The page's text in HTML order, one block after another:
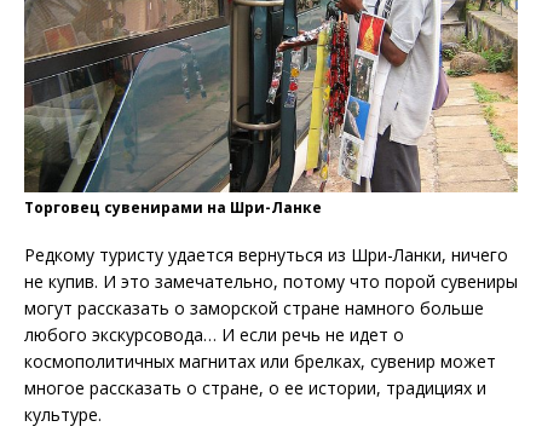
Торговец сувенирами на Шри-Ланке
Редкому туристу удается вернуться из Шри-Ланки, ничего
не купив. И это замечательно, потому что порой сувениры
могут рассказать о заморской стране намного больше
любого экскурсовода… И если речь не идет о
космополитичных магнитах или брелках, сувенир может
многое рассказать о стране, о ее истории, традициях и
культуре.